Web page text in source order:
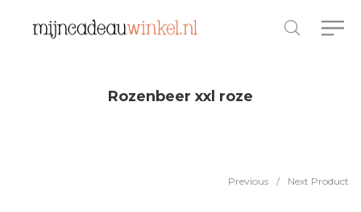
Rozenbeer xxl roze
Previous / Next Product